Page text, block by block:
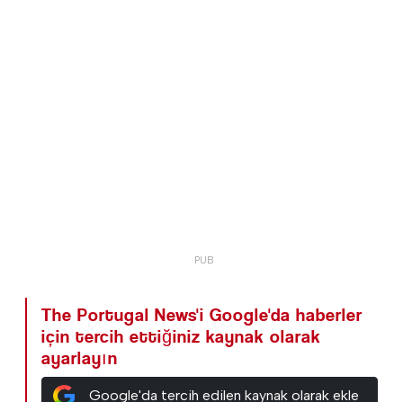
The Portugal News'i Google'da haberler
için tercih ettiğiniz kaynak olarak
ayarlayın
Google'da tercih edilen kaynak olarak ekle